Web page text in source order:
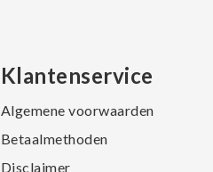
Klantenservice
Algemene voorwaarden
Betaalmethoden
Disclaimer